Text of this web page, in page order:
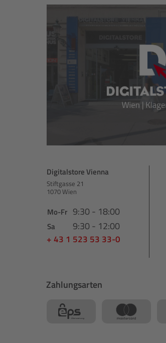
Digitalstore Vienna
Stiftgasse 21
1070 Wien
Mo-Fr 9:30 - 18:00
Sa 9:30 - 12:00
+ 43 1 523 53 33-0
Zahlungsarten